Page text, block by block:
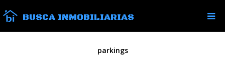
BUSCA INMOBILIARIAS
parkings